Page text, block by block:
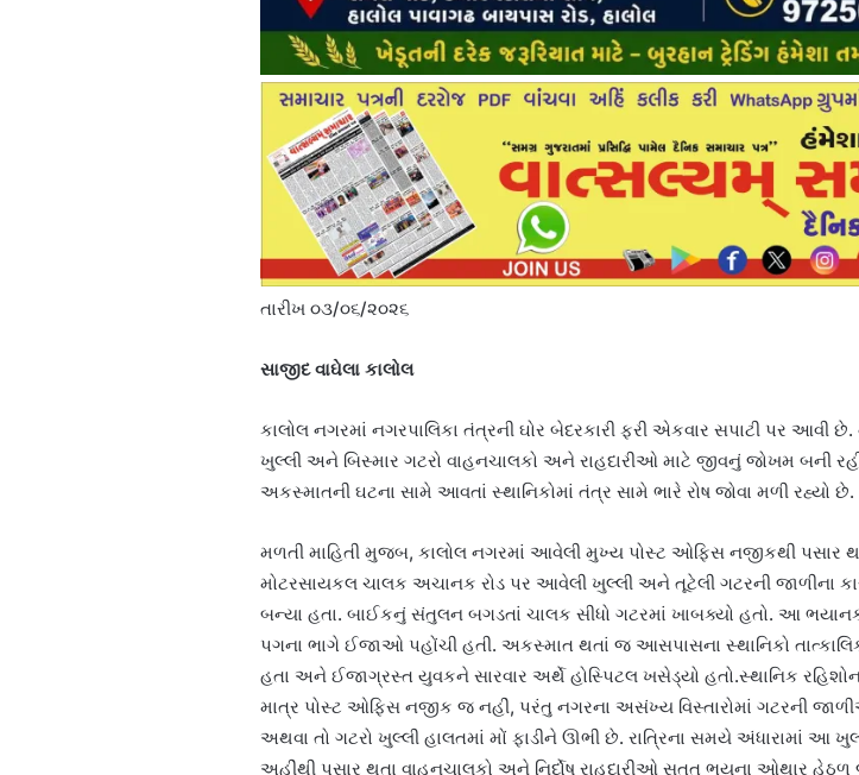
તારીખ ૦૩/૦૬/૨૦૨૬
સાજીદ વાઘેલા કાલોલ
કાલોલ નગરમાં નગરપાલિકા તંત્રની ઘોર બેદરકારી ફરી એકવાર સપાટી પર આવી
ખુલ્લી અને બિસ્માર ગટરો વાહનચાલકો અને રાહદારીઓ માટે જીવનું જોખમ બની
અકસ્માતની ઘટના સામે આવતાં સ્થાનિકોમાં તંત્ર સામે ભારે રોષ જોવા મળી રહ્યો છે.
મળતી માહિતી મુજબ, કાલોલ નગરમાં આવેલી મુખ્ય પોસ્ટ ઓફિસ નજીકથી પસાર
મોટરસાયકલ ચાલક અચાનક રોડ પર આવેલી ખુલ્લી અને તૂટેલી ગટરની જાળીના
બન્યા હતા. બાઈકનું સંતુલન બગડતાં ચાલક સીધો ગટરમાં ખાબક્યો હતો. આ
પગના ભાગે ઈજાઓ પહોંચી હતી. અકસ્માત થતાં જ આસપાસના સ્થાનિકો
હતા અને ઈજાગ્રસ્ત યુવકને સારવાર અર્થે હોસ્પિટલ ખસેડ્યો હતો.સ્થાનિક
માત્ર પોસ્ટ ઓફિસ નજીક જ નહીં, પરંતુ નગરના અસંખ્ય વિસ્તારોમાં ગટરની
અથવા તો ગટરો ખુલ્લી હાલતમાં મોં ફાડીને ઊભી છે. રાત્રિના સમયે અંધારામાં આ
અહીંથી પસાર થતા વાહનચાલકો અને નિર્દોષ રાહદારીઓ સતત ભયના ઓથાર